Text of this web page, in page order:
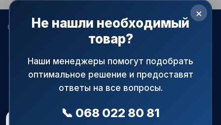
068 022-80-81 099 387-28-27
063 077-69-11
093 971-98-73
Контакты
Полная версия сайта
АРМАПРАЙМ — официальный поставщик
При использовании материалов сайта ссылка на источник
×
Не нашли необходимый
товар?
Наши менеджеры помогут подобрать
оптимальное решение и предоставят
ответы на все вопросы.
📞 068 022 80 81